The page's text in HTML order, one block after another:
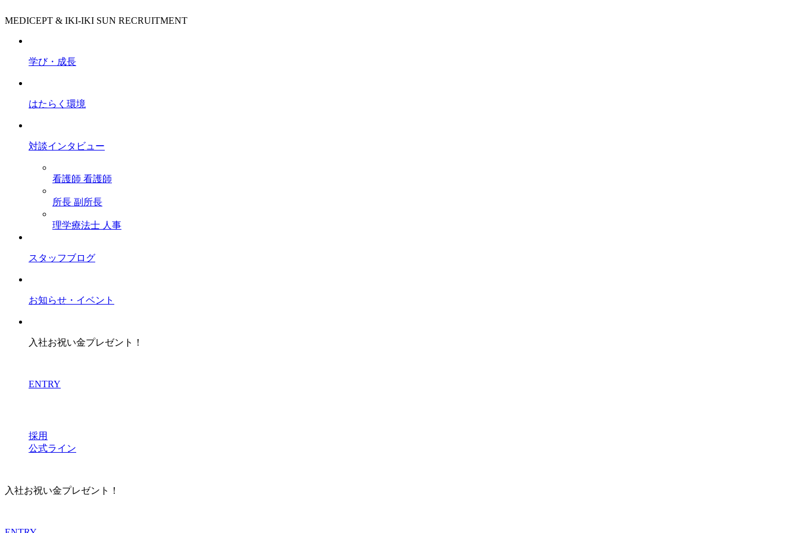
MEDICEPT & IKI-IKI SUN RECRUITMENT
学び・成長
はたらく環境
対談インタビュー
看護師 看護師
所長 副所長
理学療法士 人事
スタッフブログ
お知らせ・イベント
入社お祝い金プレゼント！
ENTRY
採用
公式ライン
入社お祝い金プレゼント！